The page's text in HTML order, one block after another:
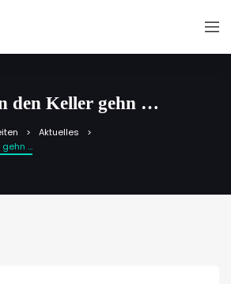
den Keller gehn …
Aktuelles
gehn …